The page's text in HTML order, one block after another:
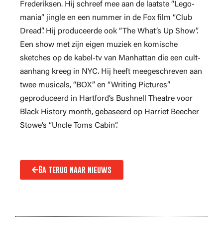
Frederiksen. Hij schreef mee aan de laatste “Lego-
mania” jingle en een nummer in de Fox film “Club
Dread”. Hij produceerde ook “The What’s Up Show”.
Een show met zijn eigen muziek en komische
sketches op de kabel-tv van Manhattan die een cult-
aanhang kreeg in NYC. Hij heeft meegeschreven aan
twee musicals, “BOX” en “Writing Pictures”
geproduceerd in Hartford’s Bushnell Theatre voor
Black History month, gebaseerd op Harriet Beecher
Stowe’s “Uncle Toms Cabin”.
Ga terug naar nieuws